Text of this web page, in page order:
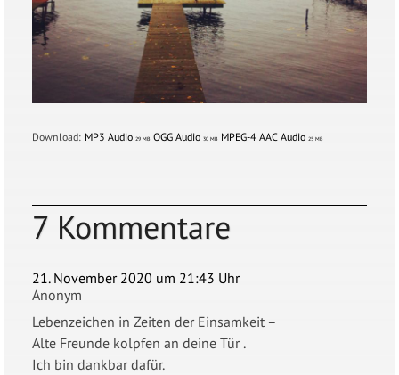
Download: MP3 Audio 29 MB OGG Audio 30 MB MPEG-4 AAC Audio 25 MB
7 Kommentare
21. November 2020 um 21:43 Uhr
Anonym
Lebenzeichen in Zeiten der Einsamkeit –
Alte Freunde kolpfen an deine Tür .
Ich bin dankbar dafür.